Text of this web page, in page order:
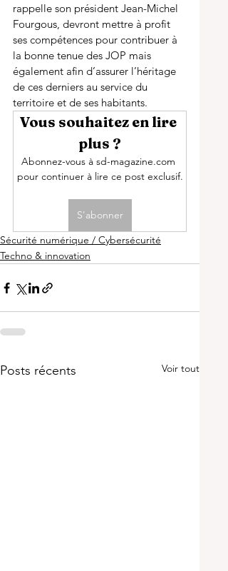
rappelle son président Jean-Michel
Fourgous, devront mettre à profit
ses compétences pour contribuer à
la bonne tenue des JOP mais
également afin d’assurer l’héritage
de ces derniers au service du
territoire et de ses habitants.
Vous souhaitez en lire
plus ?
Abonnez-vous à sd-magazine.com
pour continuer à lire ce post exclusif.
S'abonner
Sécurité numérique / Cybersécurité
Techno & innovation
Posts récents Voir tout